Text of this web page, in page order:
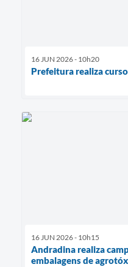
16 JUN 2026 - 10h20
Prefeitura realiza
16 JUN 2026 - 10h15
Andradina realiza
embalagens de